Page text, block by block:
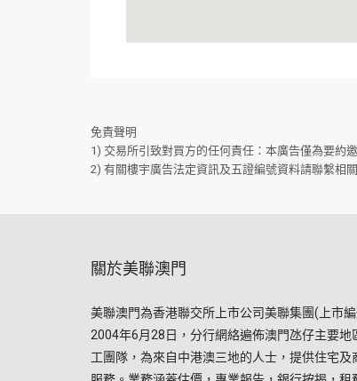
免責聲明
1) 交易所引致對買方的任何責任：本廣告僅為要約
2) 有關樓宇廣告法定資訊及五證編號資料請聯繫相
關於美聯澳門
美聯澳門為香港聯交所上市公司美聯集團(上市
2004年6月28日，分行網絡遍佈澳門氹仔主要地
工團隊，為來自中港澳三地的人士，提供住宅